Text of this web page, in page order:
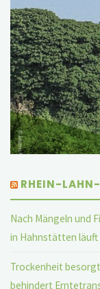
RHEIN-
Nach Mängeln und
in Hahnstätten
Trockenheit
behindert